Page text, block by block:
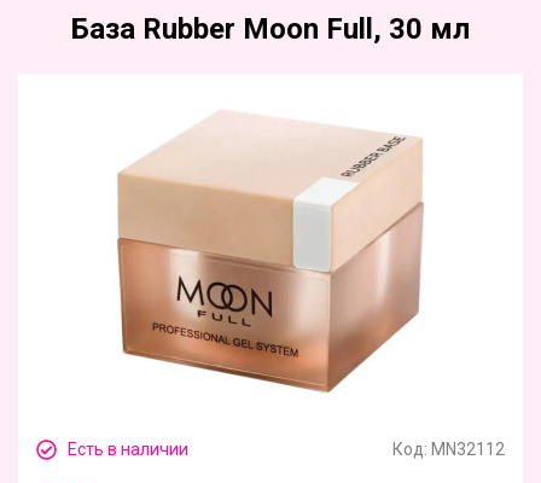
База Rubber Moon Full, 30 мл
Есть в наличии Код: MN32112